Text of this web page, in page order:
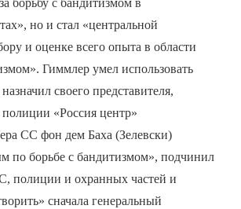
борьбу с бандитизмом в
но и стал «центральной
и оценке всего опыта в области
Гиммлер умел использовать
своего представителя,
«Россия центр»
СС фон дем Баха (Зелевски)
по борьбе с бандитизмом», подчинил
полиции и охранных частей и
сначала генеральный